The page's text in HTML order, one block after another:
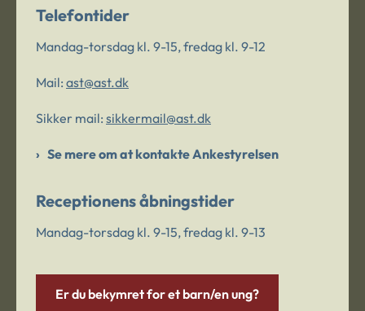
Telefontider
Mandag-torsdag kl. 9-15, fredag kl. 9-12
Mail: ast@ast.dk
Sikker mail: sikkermail@ast.dk
Se mere om at kontakte Ankestyrelsen
Receptionens åbningstider
Mandag-torsdag kl. 9-15, fredag kl. 9-13
Er du bekymret for et barn/en ung?